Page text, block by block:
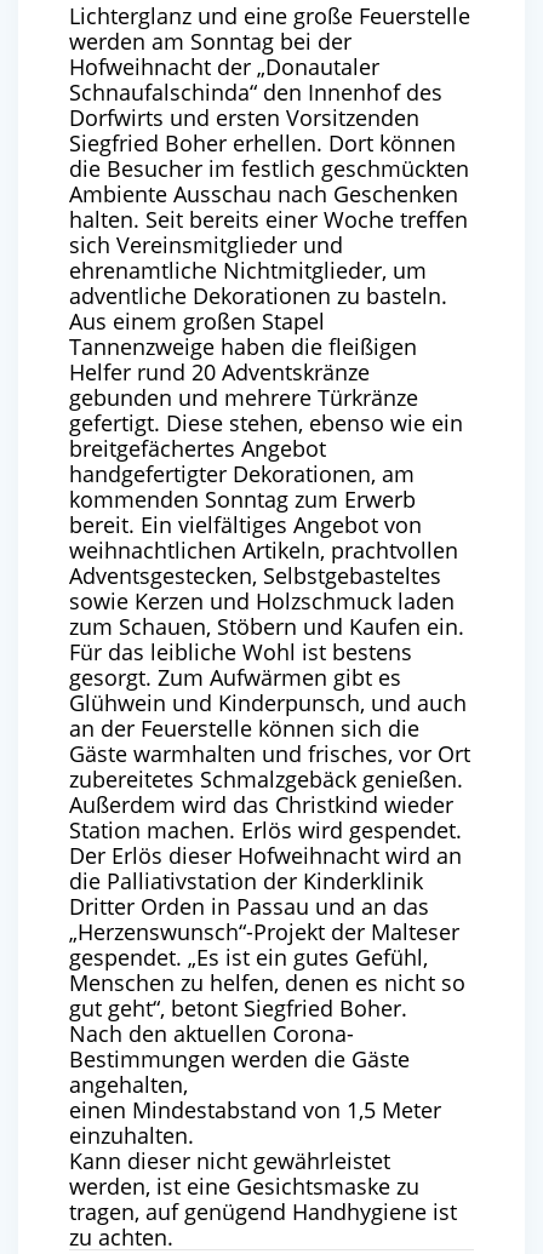
Lichterglanz und eine große Feuerstelle
werden am Sonntag bei der
Hofweihnacht der „Donautaler
Schnaufalschinda“ den Innenhof des
Dorfwirts und ersten Vorsitzenden
Siegfried Boher erhellen. Dort können
die Besucher im festlich geschmückten
Ambiente Ausschau nach Geschenken
halten. Seit bereits einer Woche treffen
sich Vereinsmitglieder und
ehrenamtliche Nichtmitglieder, um
adventliche Dekorationen zu basteln.
Aus einem großen Stapel
Tannenzweige haben die fleißigen
Helfer rund 20 Adventskränze
gebunden und mehrere Türkränze
gefertigt. Diese stehen, ebenso wie ein
breitgefächertes Angebot
handgefertigter Dekorationen, am
kommenden Sonntag zum Erwerb
bereit. Ein vielfältiges Angebot von
weihnachtlichen Artikeln, prachtvollen
Adventsgestecken, Selbstgebasteltes
sowie Kerzen und Holzschmuck laden
zum Schauen, Stöbern und Kaufen ein.
Für das leibliche Wohl ist bestens
gesorgt. Zum Aufwärmen gibt es
Glühwein und Kinderpunsch, und auch
an der Feuerstelle können sich die
Gäste warmhalten und frisches, vor Ort
zubereitetes Schmalzgebäck genießen.
Außerdem wird das Christkind wieder
Station machen. Erlös wird gespendet.
Der Erlös dieser Hofweihnacht wird an
die Palliativstation der Kinderklinik
Dritter Orden in Passau und an das
„Herzenswunsch“-Projekt der Malteser
gespendet. „Es ist ein gutes Gefühl,
Menschen zu helfen, denen es nicht so
gut geht“, betont Siegfried Boher.
Nach den aktuellen Corona-
Bestimmungen werden die Gäste
angehalten,
einen Mindestabstand von 1,5 Meter
einzuhalten.
Kann dieser nicht gewährleistet
werden, ist eine Gesichtsmaske zu
tragen, auf genügend Handhygiene ist
zu achten.